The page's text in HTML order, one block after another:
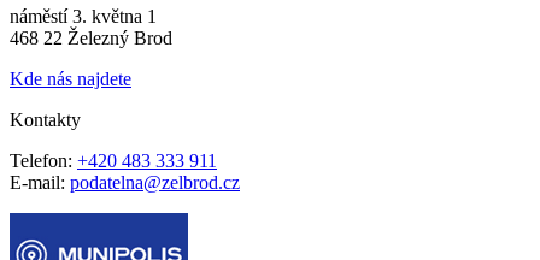
náměstí 3. května 1
468 22 Železný Brod
Kde nás najdete
Kontakty
Telefon: +420 483 333 911
E-mail: podatelna@zelbrod.cz